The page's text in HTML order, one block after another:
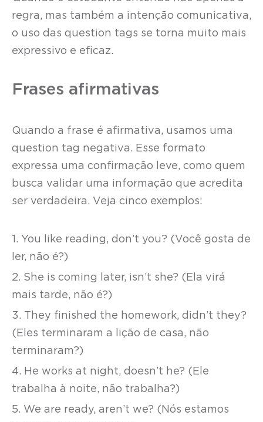
regra, mas também a intenção comunicativa,
o uso das question tags se torna muito mais
expressivo e eficaz.
Frases afirmativas
Quando a frase é afirmativa, usamos uma
question tag negativa. Esse formato
expressa uma confirmação leve, como quem
busca validar uma informação que acredita
ser verdadeira. Veja cinco exemplos:
1. You like reading, don’t you? (Você gosta de
ler, não é?)
2. She is coming later, isn’t she? (Ela virá
mais tarde, não é?)
3. They finished the homework, didn’t they?
(Eles terminaram a lição de casa, não
terminaram?)
4. He works at night, doesn’t he? (Ele
trabalha à noite, não trabalha?)
5. We are ready, aren’t we? (Nós estamos